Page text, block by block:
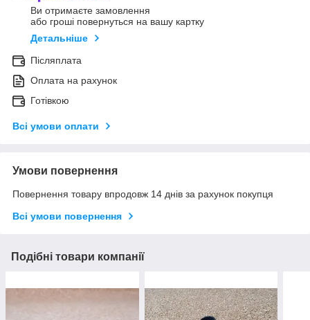
Ви отримаєте замовлення
або гроші повернуться на вашу картку
Детальніше
Післяплата
Оплата на рахунок
Готівкою
Всі умови оплати
Умови повернення
Повернення товару впродовж 14 днів за рахунок покупця
Всі умови повернення
Подібні товари компанії